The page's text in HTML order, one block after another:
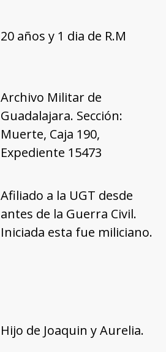
20 años y 1 dia de R.M
Archivo Militar de
Guadalajara. Sección:
Muerte, Caja 190,
Expediente 15473
Afiliado a la UGT desde
antes de la Guerra Civil.
Iniciada esta fue miliciano.
Hijo de Joaquin y Aurelia.